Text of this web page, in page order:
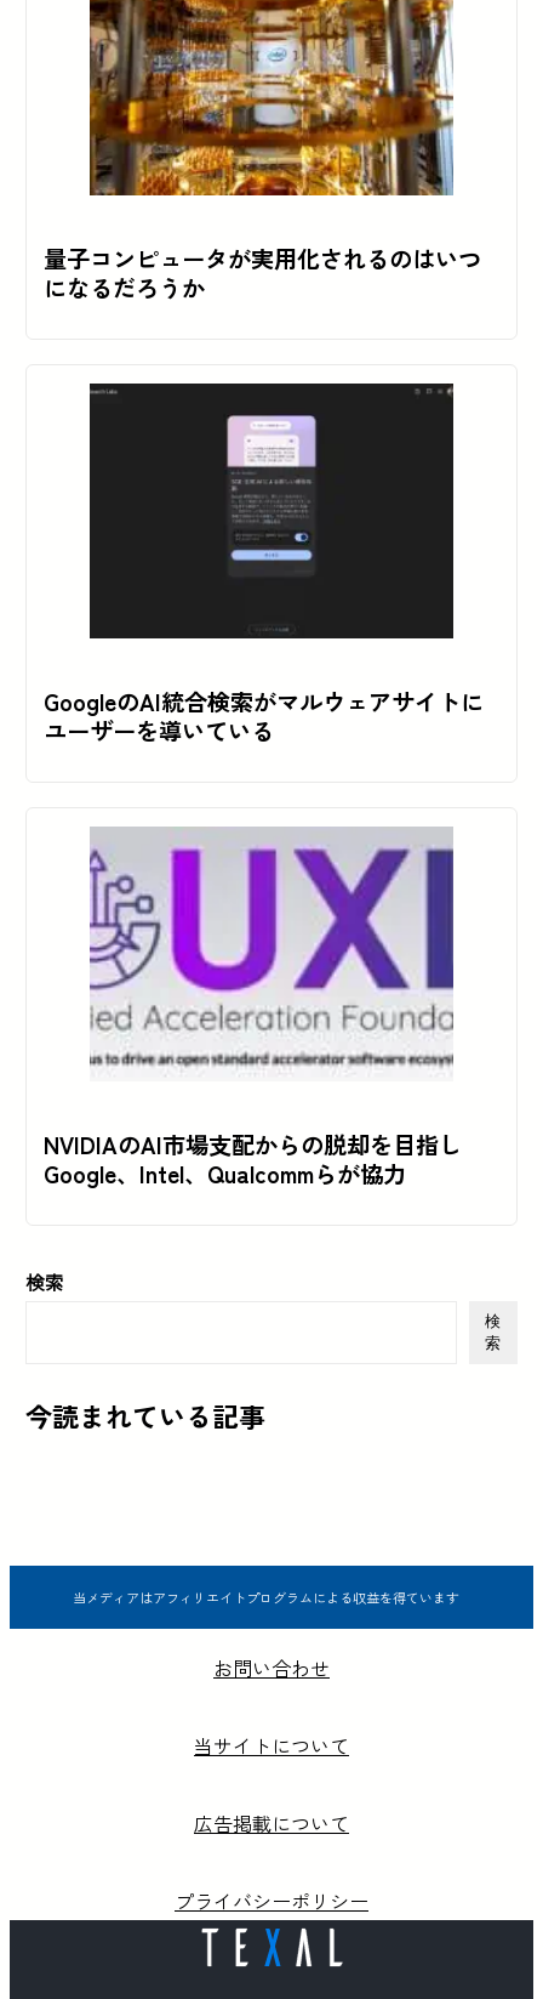
量子コンピュータが実用化されるのはいつ
になるだろうか
GoogleのAI統合検索がマルウェアサイトに
ユーザーを導いている
NVIDIAのAI市場支配からの脱却を目指し
Google、Intel、Qualcommらが協力
検索
検
索
今読まれている記事
当メディアはアフィリエイトプログラムによる収益を得ています
お問い合わせ
当サイトについて
広告掲載について
プライバシーポリシー